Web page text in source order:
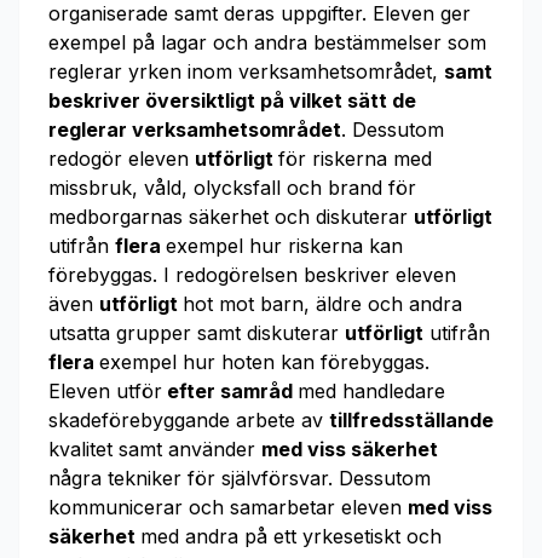
organiserade samt deras uppgifter. Eleven ger
exempel på lagar och andra bestämmelser som
reglerar yrken inom verksamhetsområdet, samt
beskriver översiktligt på vilket sätt de
reglerar verksamhetsområdet. Dessutom
redogör eleven utförligt för riskerna med
missbruk, våld, olycksfall och brand för
medborgarnas säkerhet och diskuterar utförligt
utifrån flera exempel hur riskerna kan
förebyggas. I redogörelsen beskriver eleven
även utförligt hot mot barn, äldre och andra
utsatta grupper samt diskuterar utförligt utifrån
flera exempel hur hoten kan förebyggas.
Eleven utför efter samråd med handledare
skadeförebyggande arbete av tillfredsställande
kvalitet samt använder med viss säkerhet
några tekniker för självförsvar. Dessutom
kommunicerar och samarbetar eleven med viss
säkerhet med andra på ett yrkesetiskt och